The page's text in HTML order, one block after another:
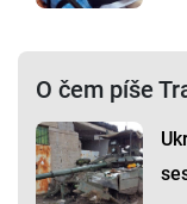
O čem píše